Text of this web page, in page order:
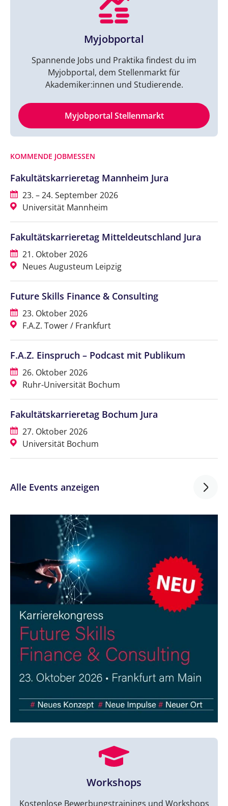
Myjobportal
Spannende Jobs und Praktika findest du im
Myjobportal, dem Stellenmarkt für
Akademiker:innen und Studierende.
Myjobportal Stellenmarkt
KOMMENDE JOBMESSEN
Fakultätskarrieretag Mannheim Jura
23. – 24. September 2026
Universität Mannheim
Fakultätskarrieretag Mitteldeutschland Jura
21. Oktober 2026
Neues Augusteum Leipzig
Future Skills Finance & Consulting
23. Oktober 2026
F.A.Z. Tower / Frankfurt
F.A.Z. Einspruch – Podcast mit Publikum
26. Oktober 2026
Ruhr-Universität Bochum
Fakultätskarrieretag Bochum Jura
27. Oktober 2026
Universität Bochum
Alle Events anzeigen
Workshops
Kostenlose Bewerbungstrainings und Workshops